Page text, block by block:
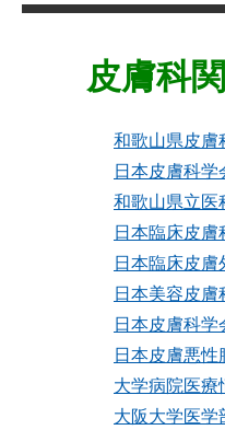
皮膚科
和歌山県皮膚
日本皮膚科学
和歌山県立医
日本臨床皮膚
日本臨床皮膚
日本美容皮膚
日本皮膚科学
日本皮膚悪性
大学病院医療
大阪大学医学